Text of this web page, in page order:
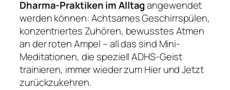
Dharma-Praktiken im Alltagangewendet
werden können: Achtsames Geschirrspülen,
konzentriertes Zuhören, bewusstes Atmen
an der roten Ampel – all das sind Mini-
Meditationen, die speziell ADHS-Geist
trainieren, immer wieder zumHier und Jetzt
zurückzukehren.